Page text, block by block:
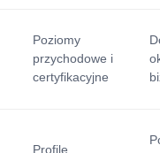
Poziomy
przychodowe i
certyfikacyjne
Profile